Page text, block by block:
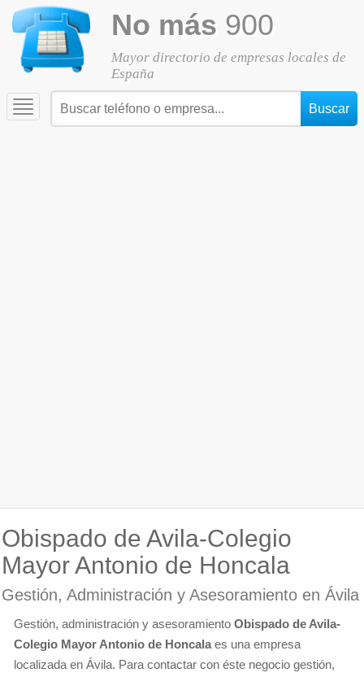
No más 900
Mayor directorio de empresas locales de
España
Toggle
navigation
Obispado de Avila-Colegio
Mayor Antonio de Honcala
Gestión, Administración y Asesoramiento en Ávila
Gestión, administración y asesoramiento Obispado de Avila-
Colegio Mayor Antonio de Honcala es una empresa
localizada en Ávila. Para contactar con éste negocio gestión,